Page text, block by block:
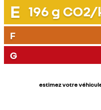
E 196 g
F
G
estimez votre